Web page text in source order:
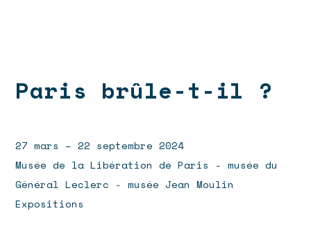
Paris brûle-t-il ?
27 mars – 22 septembre 2024
Musée de la Libération de Paris - musée du
Général Leclerc - musée Jean Moulin
Expositions